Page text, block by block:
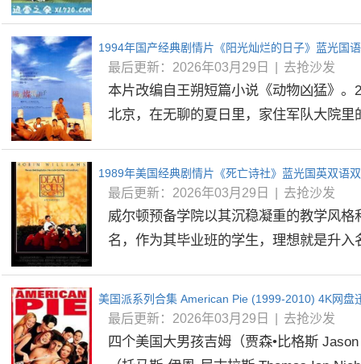
最后更新：2026年03月29日 去抢沙发
本片改编自王朔短篇小说《动物凶猛》。
北京，在无聊的夏日里，家住军队大院里
1989年美国经典剧情片《死亡诗社》蓝光国英双语
最后更新：2026年03月29日 去抢沙发
威尔顿预备学院以其沉稳凝重的教学风格
名，作为其毕业班的学生，理想就是升入
美国派系列合集 American Pie (1999-2010) 4K网盘
最后更新：2026年03月29日 去抢沙发
四个美国大男孩吉姆（贾森•比格斯